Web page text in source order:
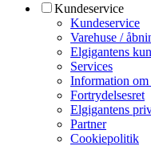
Kundeservice
Kundeservice
Varehuse /
Elgigantens
Services
Information om
Fortrydelsesret
Elgigantens
Partner
Cookiepolitik